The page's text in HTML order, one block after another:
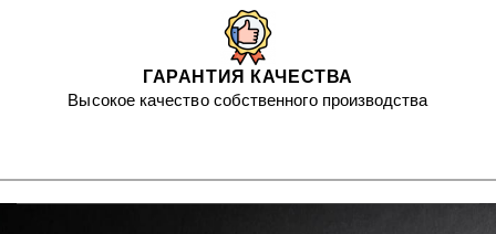
ГАРАНТИЯ КАЧЕСТВА
Высокое качество собственного производства